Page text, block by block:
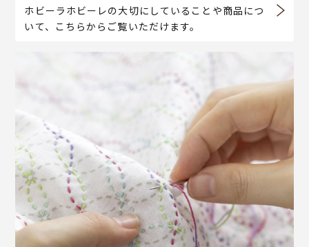
ホビーラホビーレの大切にしていることや商品につ
いて、こちらからご覧いただけます。